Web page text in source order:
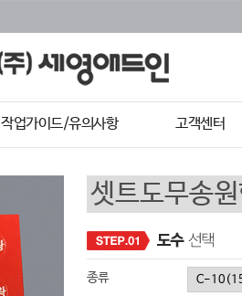
작업가이드/유의사항 고객센터
종류